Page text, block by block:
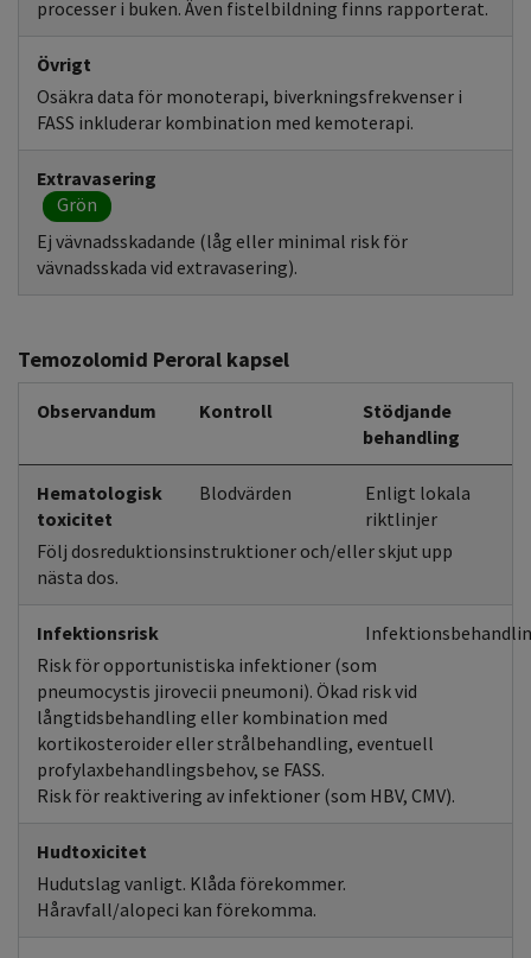
processer i buken. Även fistelbildning finns rapporterat.
Övrigt
Osäkra data för monoterapi, biverkningsfrekvenser i
FASS inkluderar kombination med kemoterapi.
Extravasering
Grön
Ej vävnadsskadande (låg eller minimal risk för
vävnadsskada vid extravasering).
Temozolomid Peroral kapsel
Observandum Kontroll
Stödjande
behandling
Hematologisk
toxicitet
Blodvärden
Enligt lokala
riktlinjer
Följ dosreduktionsinstruktioner och/eller skjut upp
nästa dos.
Infektionsrisk
Risk för opportunistiska infektioner (som
pneumocystis jirovecii pneumoni). Ökad risk vid
långtidsbehandling eller kombination med
kortikosteroider eller strålbehandling, eventuell
profylaxbehandlingsbehov, se FASS.
Risk för reaktivering av infektioner (som HBV, CMV).
Hudtoxicitet
Hudutslag vanligt. Klåda förekommer.
Håravfall/alopeci kan förekomma.